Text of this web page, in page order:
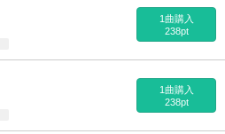
1曲購入
238pt
1曲購入
238pt